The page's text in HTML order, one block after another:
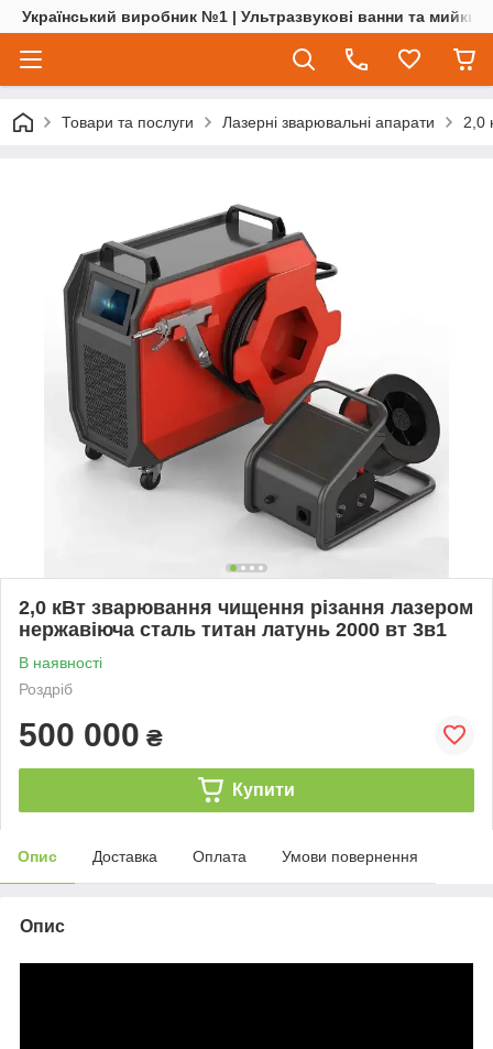
Український виробник №1 | Ультразвукові ванни та мийки |
Товари та послуги Лазерні зварювальні апарати 2,0
2,0 кВт зварювання чищення різання лазером
нержавіюча сталь титан латунь 2000 вт 3в1
В наявності
Роздріб
500 000 ₴
Купити
Опис Доставка Оплата Умови повернення
Опис